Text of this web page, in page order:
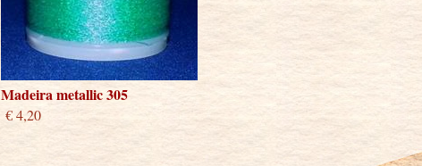
Madeira metallic 305
€ 4,20